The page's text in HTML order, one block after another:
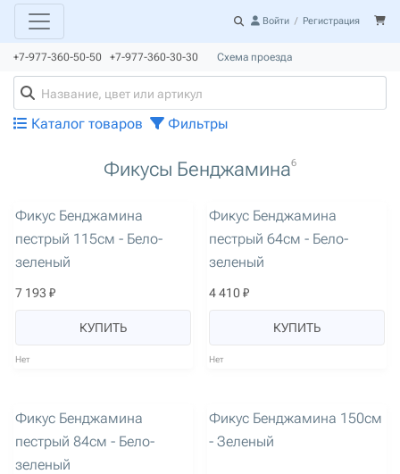
Войти / Регистрация
+7-977-360-50-50 +7-977-360-30-30 Схема проезда
Каталог товаров Фильтры
Фикусы Бенджамина6
Фикус Бенджамина
пестрый 115см - Бело-
зеленый
7 193 ₽
КУПИТЬ
Нет
Фикус Бенджамина
пестрый 64см - Бело-
зеленый
4 410 ₽
КУПИТЬ
Нет
Фикус Бенджамина
пестрый 84см - Бело-
зеленый
Фикус Бенджамина 150см
- Зеленый